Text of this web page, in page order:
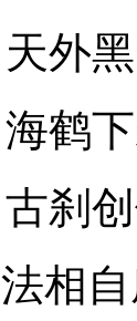
天外
海鹤下
古刹创
法相自